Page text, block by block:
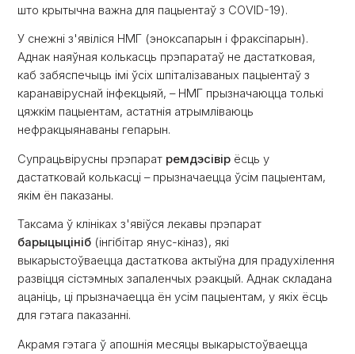
што крытычна важна для пацыентаў з COVID-19).
У снежні з'явіліся НМГ (эноксапарын і фраксіпарын).
Аднак наяўная колькасць прэпаратаў не дастатковая,
каб забяспечыць імі ўсіх шпіталізаваных пацыентаў з
каранавіруснай інфекцыяй, – НМГ прызначаюцца толькі
цяжкім пацыентам, астатнія атрымліваюць
нефракцыянаваны гепарын.
Супрацьвірусны прэпарат ремдэсівір ёсць у
дастатковай колькасці – прызначаецца ўсім пацыентам,
якім ён паказаны.
Таксама ў клініках з'явіўся лекавы прэпарат
барыцыцініб (інгібітар янус-кіназ), які
выкарыстоўваецца дастаткова актыўна для прадухілення
развіцця сістэмных запаленчых рэакцый. Аднак складана
ацаніць, ці прызначаецца ён усім пацыентам, у якіх ёсць
для гэтага паказанні.
Акрамя гэтага ў апошнія месяцы выкарыстоўваецца